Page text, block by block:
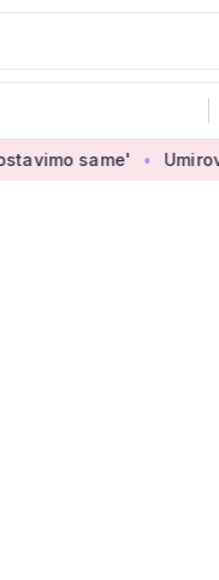
Umirovljenica